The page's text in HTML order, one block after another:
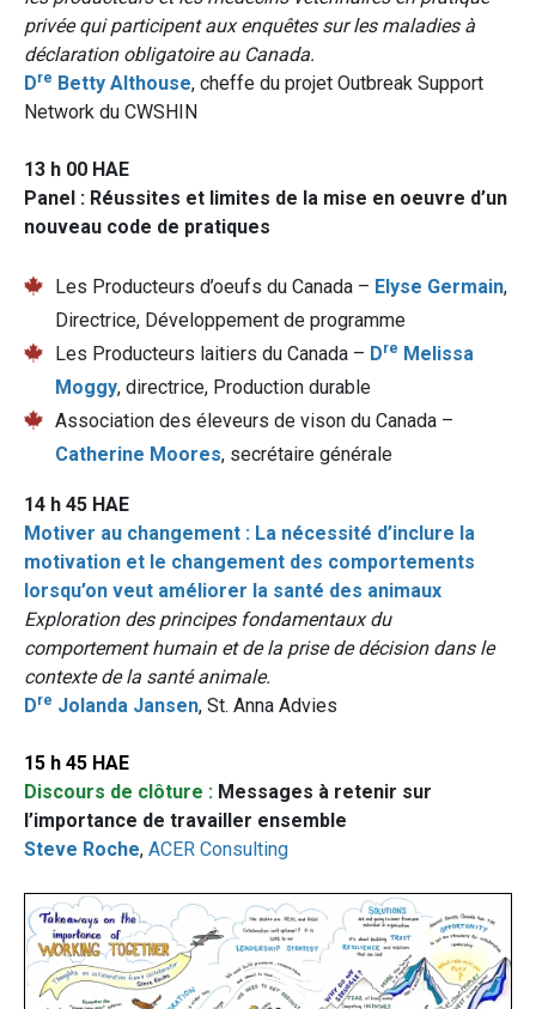
privée qui participent aux enquêtes sur les maladies à
déclaration obligatoire au Canada.
Dre Betty Althouse, cheffe du projet Outbreak Support
Network du CWSHIN
13 h 00 HAE
Panel : Réussites et limites de la mise en oeuvre d’un
nouveau code de pratiques
Les Producteurs d’oeufs du Canada – Elyse Germain,
Directrice, Développement de programme
Les Producteurs laitiers du Canada – Dre Melissa
Moggy, directrice, Production durable
Association des éleveurs de vison du Canada –
Catherine Moores, secrétaire générale
14 h 45 HAE
Motiver au changement : La nécessité d’inclure la
motivation et le changement des comportements
lorsqu’on veut améliorer la santé des animaux
Exploration des principes fondamentaux du
comportement humain et de la prise de décision dans le
contexte de la santé animale.
Dre Jolanda Jansen, St. Anna Advies
15 h 45 HAE
Discours de clôture : Messages à retenir sur
l’importance de travailler ensemble
Steve Roche, ACER Consulting